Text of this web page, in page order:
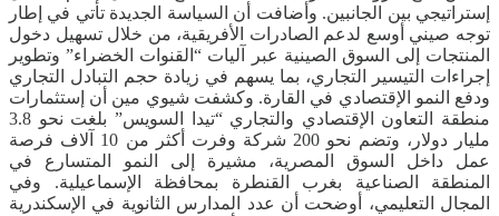
إستراتيجي بين الجانبين. وأضافت أن السياسة الجديدة تأتي في إطار
توجه صيني أوسع لدعم الصادرات الأفريقية، من خلال تسهيل دخول
المنتجات إلى السوق الصينية عبر آليات “القنوات الخضراء” وتطوير
إجراءات التيسير التجاري، بما يسهم في زيادة حجم التبادل التجاري
ودفع النمو الإقتصادي في القارة. وكشفت شيوي مين أن إستثمارات
منطقة التعاون الإقتصادي والتجاري “تيدا السويس” بلغت نحو 3.8
مليار دولار، وتضم نحو 200 شركة وفرت أكثر من 10 آلاف فرصة
عمل داخل السوق المصرية، مشيرة إلى النمو المتسارع في
المنطقة الصناعية بغرب القنطرة بمحافظة الإسماعيلية. وفي
المجال التعليمي، أوضحت أن عدد المدارس الثانوية في الإسكندرية